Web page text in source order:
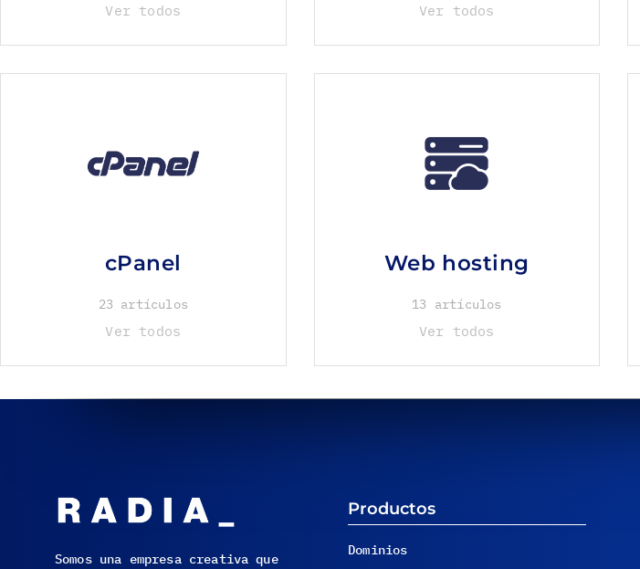
Ver todos Ver todos
cPanel
23 artículos
Ver todos
Web hosting
13 artículos
Ver todos
Somos una empresa creativa que
Productos
Dominios